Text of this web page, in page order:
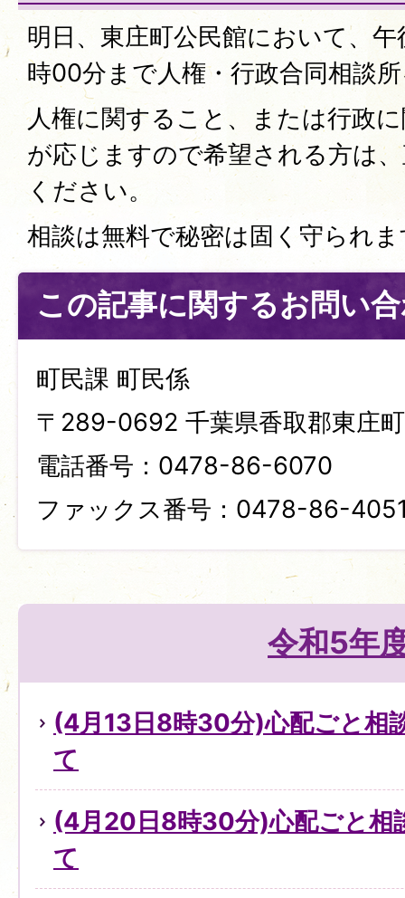
明日、東庄町公民館において、
時00分まで人権・行政合同相談
人権に関すること、または行政
が応じますので希望される方は
ください。
相談は無料で秘密は固く守られ
この記事に関するお問い
町民課 町民係
〒289-0692 千葉県香取郡東庄
電話番号：0478-86-6070
ファックス番号：0478-86-
令和5年
(4月13日8時30分)心配ごと相
て
(4月20日8時30分)心配ごと相
て